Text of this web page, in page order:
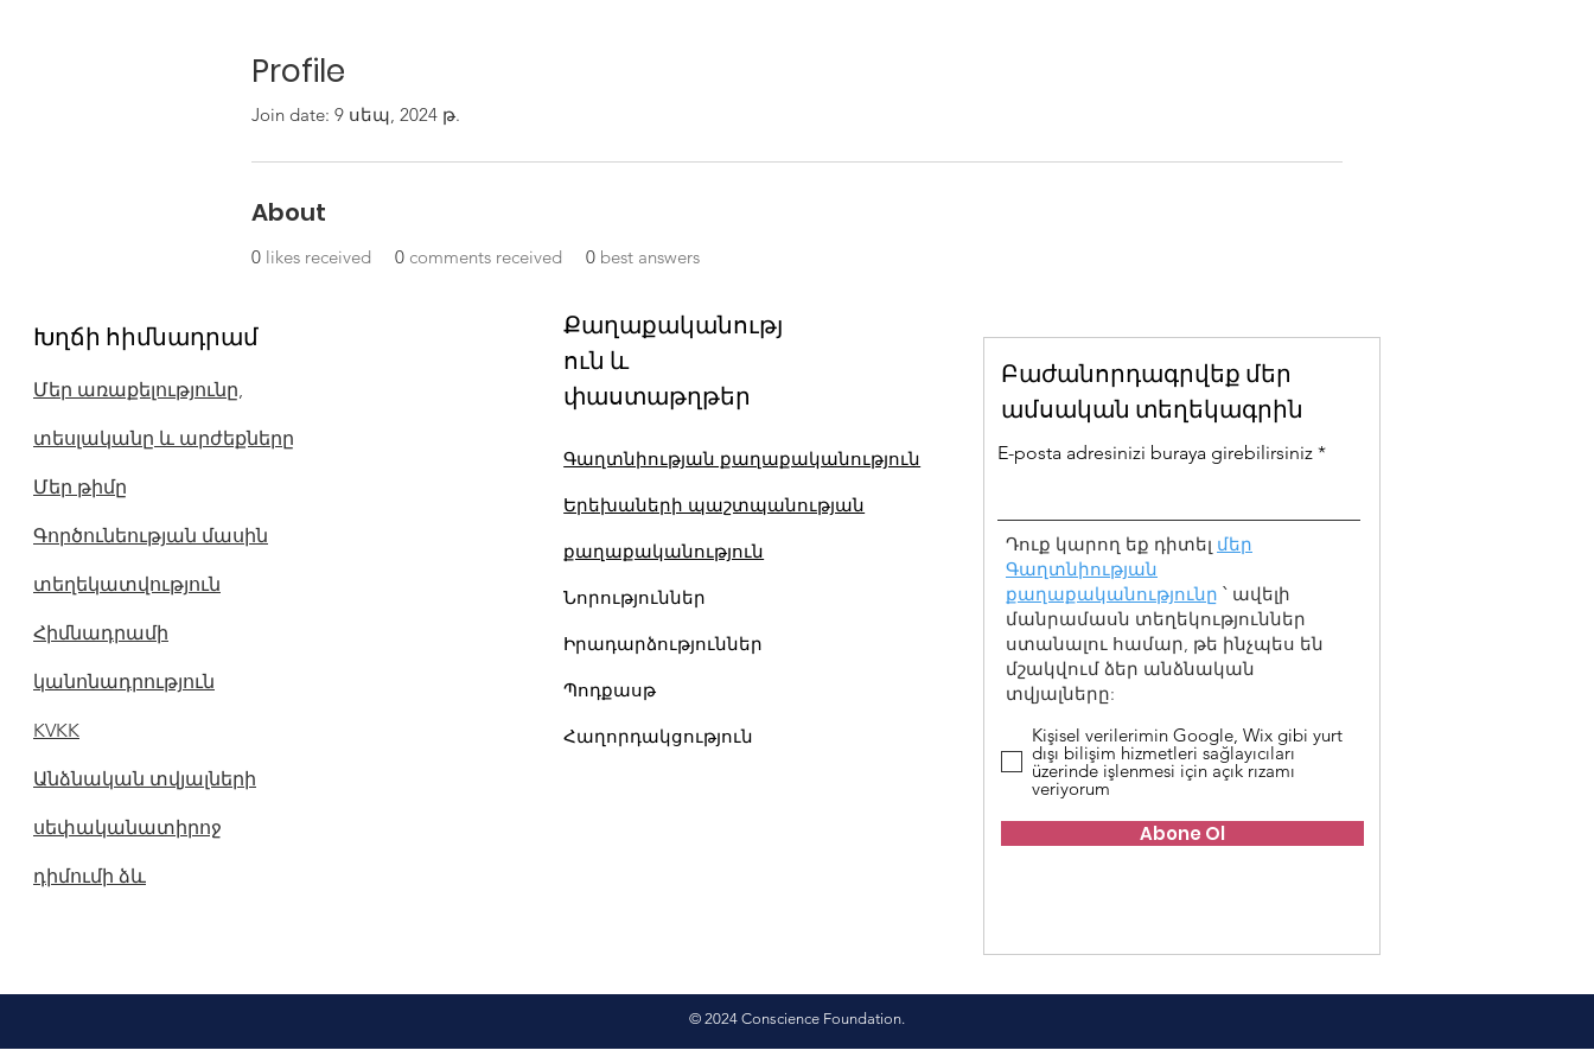
Profile
Join date: 9 սեպ, 2024 թ.
About
0 likes received 0 comments received 0 best answers
Խղճի հիմնադրամ
Մեր առաքելությունը,
տեսլականը և արժեքները
Մեր թիմը
Գործունեության մասին
տեղեկատվություն
Հիմնադրամի
կանոնադրություն
KVKK
Անձնական տվյալների
սեփականատիրոջ
դիմումի ձև
Քաղաքականությ
ուն և
փաստաթղթեր
Գաղտնիության քաղաքականություն
Երեխաների պաշտպանության
քաղաքականություն
Նորություններ
Իրադարձություններ
Պոդքասթ
Հաղորդակցություն
Բաժանորդագրվեք մեր
ամսական տեղեկագրին
E-posta adresinizi buraya girebilirsiniz
Դուք կարող եք դիտել մեր
Գաղտնիության
քաղաքականությունը ՝ ավելի
մանրամասն տեղեկություններ
ստանալու համար, թե ինչպես են
մշակվում ձեր անձնական
տվյալները:
Kişisel verilerimin Google, Wix gibi yurt
dışı bilişim hizmetleri sağlayıcıları
üzerinde işlenmesi için açık rızamı
veriyorum
Abone Ol
© 2024 Conscience Foundation.